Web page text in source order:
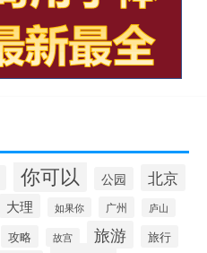
你可以 公园 北京
大理 如果你 广州 庐山
攻略 故宫 旅游 旅行